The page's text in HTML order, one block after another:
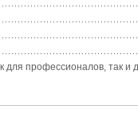
для профессионалов,